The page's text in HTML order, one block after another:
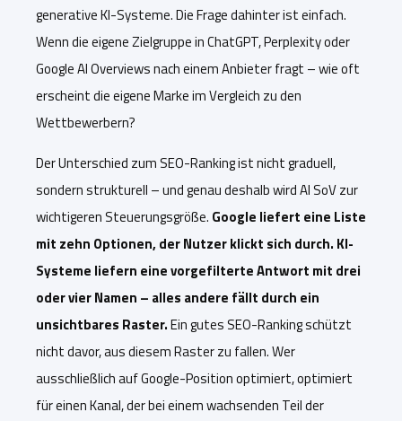
generative KI-Systeme. Die Frage dahinter ist einfach.
Wenn die eigene Zielgruppe in ChatGPT, Perplexity oder
Google AI Overviews nach einem Anbieter fragt – wie oft
erscheint die eigene Marke im Vergleich zu den
Wettbewerbern?
Der Unterschied zum SEO-Ranking ist nicht graduell,
sondern strukturell – und genau deshalb wird AI SoV zur
wichtigeren Steuerungsgröße. Google liefert eine Liste
mit zehn Optionen, der Nutzer klickt sich durch. KI-
Systeme liefern eine vorgefilterte Antwort mit drei
oder vier Namen – alles andere fällt durch ein
unsichtbares Raster.Ein gutes SEO-Ranking schützt
nicht davor, aus diesem Raster zu fallen. Wer
ausschließlich auf Google-Position optimiert, optimiert
für einen Kanal, der bei einem wachsenden Teil der